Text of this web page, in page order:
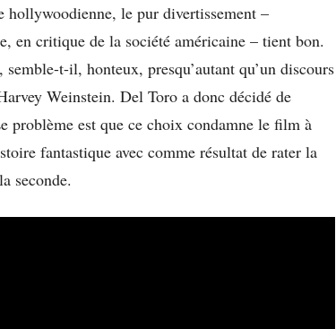
hollywoodienne, le pur divertissement –
en critique de la société américaine – tient bon.
t-il, honteux, presqu’autant qu’un discours
Weinstein. Del Toro a donc décidé de
problème est que ce choix condamne le film à
fantastique avec comme résultat de rater la
seconde.